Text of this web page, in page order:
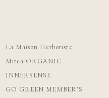
La Maison Herboriste
Mitea ORGANIC
INNERSENSE
GO GREEN MEMBER'S